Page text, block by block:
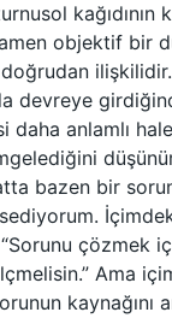
kağıdının
objektif bir
devreye
daha anlamlı
bazen bir
çözmek
Ama
kaynağını